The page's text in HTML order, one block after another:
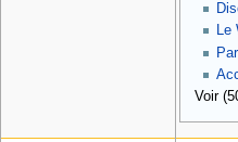
Le
Voir